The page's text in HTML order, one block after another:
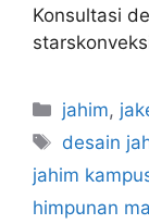
Konsultasi
jahim,
desain
jahim
himpunan